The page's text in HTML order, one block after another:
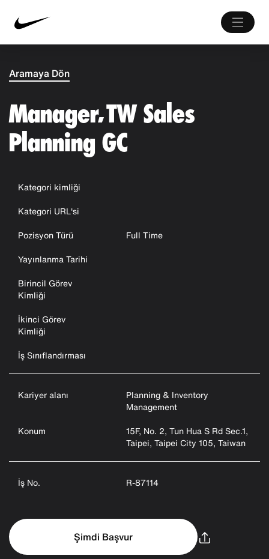
Aramaya Dön
Manager, TW Sales
Planning GC
Kategori kimliği
Kategori URL'si
Pozisyon Türü
Full Time
Yayınlanma Tarihi
Birincil Görev
Kimliği
İkinci Görev
Kimliği
İş Sınıflandırması
Kariyer alanı
Planning & Inventory
Management
Konum
15F, No. 2, Tun Hua S Rd Sec.1,
Taipei, Taipei City 105, Taiwan
İş No. R-87114
Şimdi Başvur